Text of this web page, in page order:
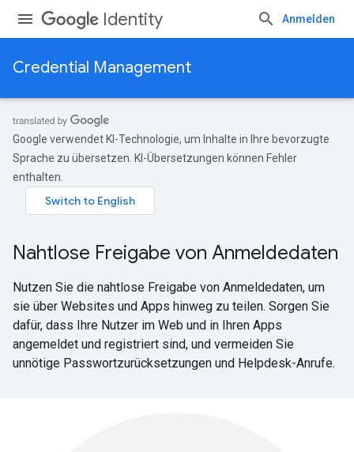
Identity Anmelden
Credential Management
Google verwendet KI-Technologie, um Inhalte in Ihre bevorzugte
Sprache zu übersetzen. KI-Übersetzungen können Fehler
enthalten.
Nahtlose Freigabe von Anmeldedaten
Nutzen Sie die nahtlose Freigabe von Anmeldedaten, um
sie über Websites und Apps hinweg zu teilen. Sorgen Sie
dafür, dass Ihre Nutzer im Web und in Ihren Apps
angemeldet und registriert sind, und vermeiden Sie
unnötige Passwortzurücksetzungen und Helpdesk-Anrufe.